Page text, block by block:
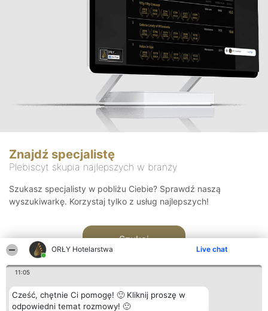
ORŁY Hotelarstwa Live chat
11:05
Cześć, chętnie Ci pomogę! 🙂 Kliknij proszę w
odpowiedni temat rozmowy! 🙂
Znajdź specjalistę
Plebiscyt skupia najlepszych w branży
Szukasz specjalisty w pobliżu Ciebie? Sprawdź naszą
wyszukiwarkę. Korzystaj tylko z usług najlepszych!
Szukaj